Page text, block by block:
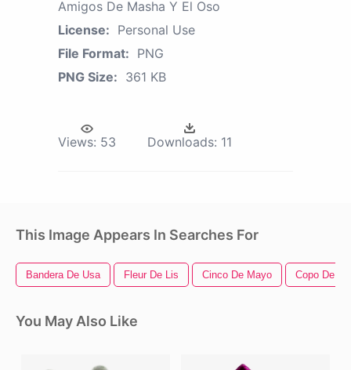
Amigos De Masha Y El Oso
License: Personal Use
File Format: PNG
PNG Size: 361 KB
Views: 53 Downloads: 11
This Image Appears In Searches For
Bandera De Usa Fleur De Lis Cinco De Mayo Copo De
You May Also Like